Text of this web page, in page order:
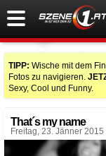
TIPP: Wische mit dem
Fotos zu navigieren.
Sexy, Cool und Funny.
That´s my name
Freitag, 23. Jänner 2015